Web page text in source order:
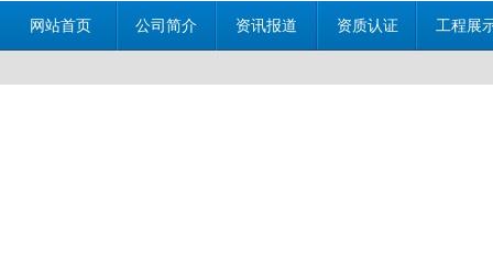
网站首页 公司简介 资讯报道 资质认证 工程展